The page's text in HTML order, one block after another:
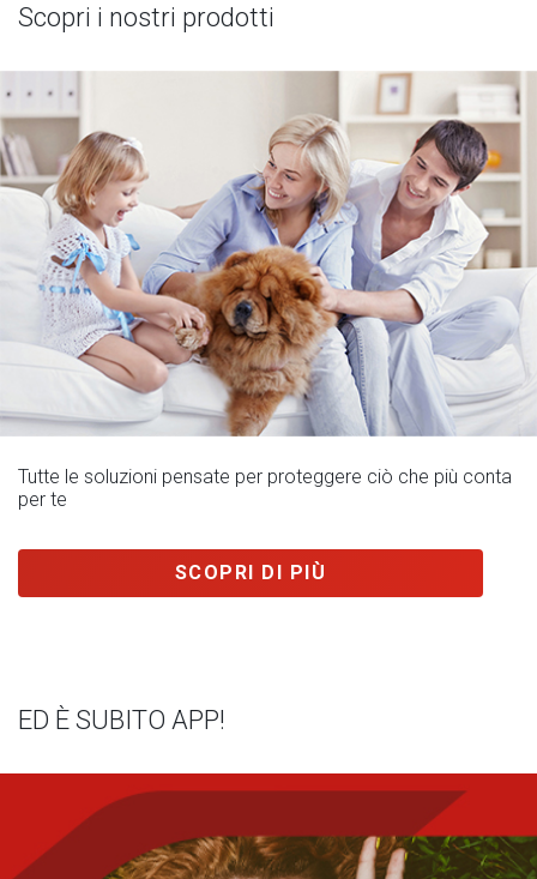
Scopri i nostri prodotti
Tutte le soluzioni pensate per proteggere ciò che più conta
per te
SCOPRI DI PIÙ
ED È SUBITO APP!